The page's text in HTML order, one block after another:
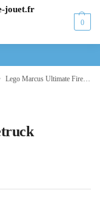
0
Lego Marcus Ultimate Firetruck